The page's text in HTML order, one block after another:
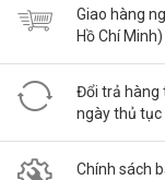
Giao hàng
Hồ Chí Minh)
Đổi trả hàng
ngày thủ tục
Chính sách